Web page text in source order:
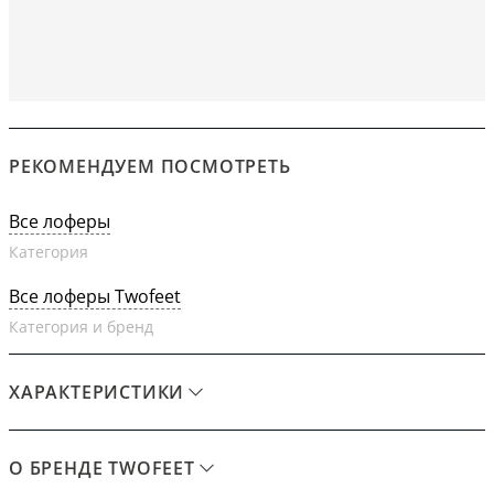
РЕКОМЕНДУЕМ ПОСМОТРЕТЬ
Все лоферы
Категория
Все лоферы Twofeet
Категория и бренд
ХАРАКТЕРИСТИКИ
О БРЕНДЕ TWOFEET